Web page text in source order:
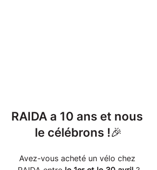
RAIDA a 10 ans et nous
le célébrons !🎉
Avez-vous acheté un vélo chez